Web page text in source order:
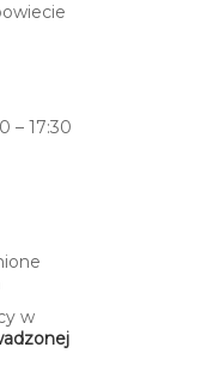
– 17:30
w